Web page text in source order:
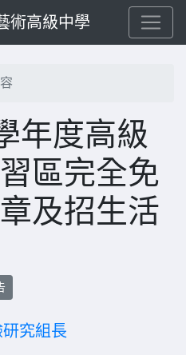
術高級中學
年度高級
區完全免
及招生活
究組長